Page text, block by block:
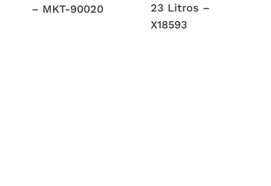
– MKT-90020
23 Litros –
X18593